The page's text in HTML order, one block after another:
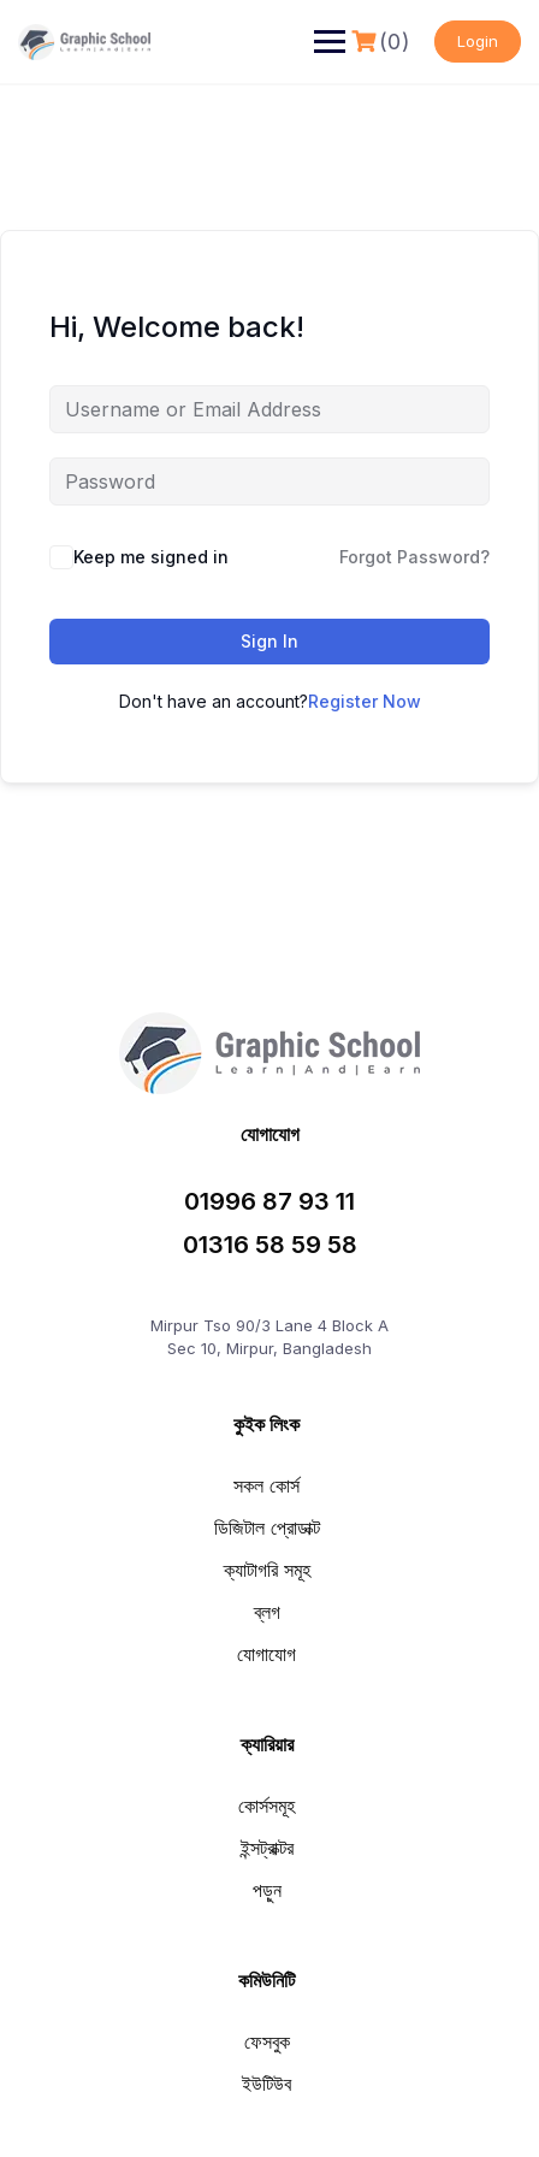
content
(0) Login
Hi, Welcome back!
Keep me signed in Forgot Password?
Sign In
Don't have an account?Register Now
যোগাযোগ
01996 87 93 11
01316 58 59 58
Mirpur Tso 90/3 Lane 4 Block A
Sec 10, Mirpur, Bangladesh
কুইক লিংক
সকল কোর্স
ডিজিটাল প্রোডাক্ট
ক্যাটাগরি সমূহ
ব্লগ
যোগাযোগ
ক্যারিয়ার
কোর্সসমূহ
ইন্সট্রাক্টর
পড়ুন
কমিউনিটি
ফেসবুক
ইউটিউব